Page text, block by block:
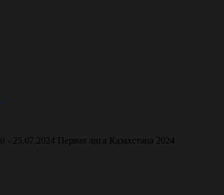
25.07.2024 Первая лига Казахстана 2024